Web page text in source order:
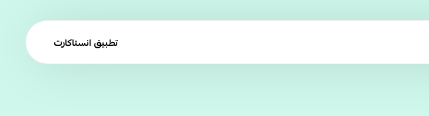
تطبيق انستاكارت